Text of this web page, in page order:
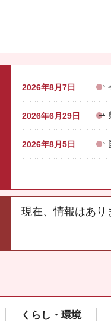
2026年8月7日
2026年6月29日
2026年8月5日
現在、情報はあり
くらし・環境